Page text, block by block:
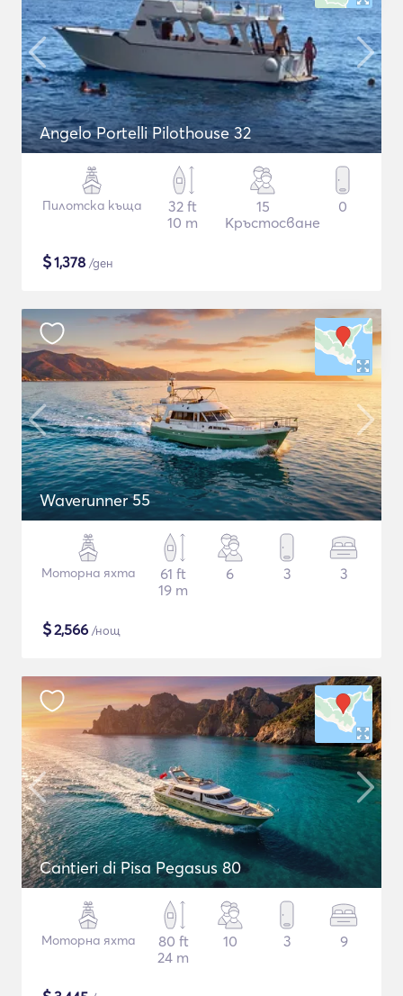
Angelo Portelli Pilothouse 32
Пилотска къща
32 ft
10 m
15
Кръстосване
0
$1,378 /ден
Waverunner 55
Моторна яхта
61 ft
19 m
6 3 3
$2,566 /нощ
Cantieri di Pisa Pegasus 80
Моторна яхта
80 ft
24 m
10 3 9